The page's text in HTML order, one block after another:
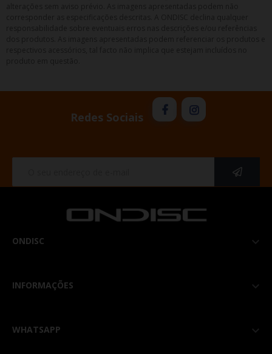
Redes Sociais
ONDISC 
INFORMAÇÕES 
WHATSAPP 